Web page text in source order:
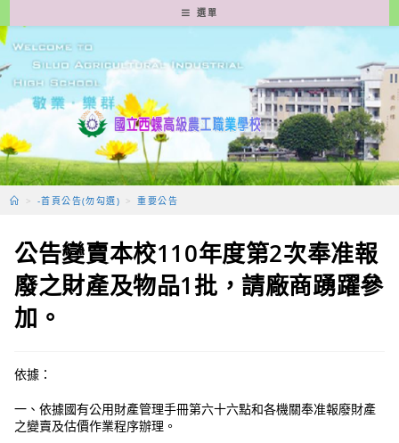
轉
至
要
容
選單
> -首頁公告(勿勾選) > 重要公告
公告變賣本校110年度第2次奉准報
廢之財產及物品1批，請廠商踴躍參
加。
依據：
一、依據國有公用財產管理手冊第六十六點和各機關奉准報廢財產
之變賣及估價作業程序辦理。